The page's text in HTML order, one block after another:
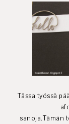
Tässä työssä
sanoja.Tämän